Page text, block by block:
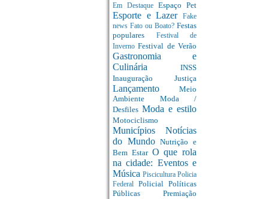
Em Destaque Espaço Pet
Esporte e Lazer
Fake
news Fato ou Boato? Festas
populares
Festival de
InvernoFestival de Verão
Gastronomia e
Culinária INSS
Inauguração Justiça
Lançamento Meio
Ambiente Moda /
Desfiles Moda e estilo
Motociclismo
Municípios Notícias
do MundoNutrição e
Bem Estar O que rola
na cidade: Eventos e
Música Piscicultura Policia
Federal Policial Políticas
Públicas Premiação